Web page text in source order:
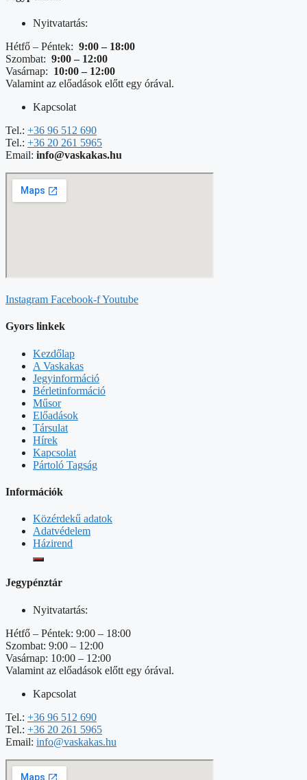
Nyitvatartás:
Hétfő – Péntek: 9:00 – 18:00
Szombat: 9:00 – 12:00
Vasárnap: 10:00 – 12:00
Valamint az előadások előtt egy órával.
Kapcsolat
Tel.: +36 96 512 690
Tel.: +36 20 261 5965
Email: info@vaskakas.hu
Instagram Facebook-fYoutube
Gyors linkek
Kezdőlap
A Vaskakas
Jegyinformáció
Bérletinformáció
Műsor
Előadások
Társulat
Hírek
Kapcsolat
Pártoló Tagság
Információk
Közérdekű adatok
Adatvédelem
Házirend
Jegypénztár
Nyitvatartás:
Hétfő – Péntek: 9:00 – 18:00
Szombat: 9:00 – 12:00
Vasárnap: 10:00 – 12:00
Valamint az előadások előtt egy órával.
Kapcsolat
Tel.: +36 96 512 690
Tel.: +36 20 261 5965
Email: info@vaskakas.hu